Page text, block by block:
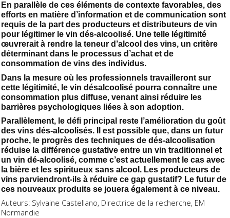
En parallèle de ces éléments de contexte favorables, des
efforts en matière d’information et de communication sont
requis de la part des producteurs et distributeurs de vin
pour légitimer le vin dés-alcoolisé. Une telle légitimité
œuvrerait à rendre la teneur d’alcool des vins, un critère
déterminant dans le processus d’achat et de
consommation de vins des individus.
Dans la mesure où les professionnels travailleront sur
cette légitimité, le vin désalcoolisé pourra connaître une
consommation plus diffuse, venant ainsi réduire les
barrières psychologiques liées à son adoption.
Parallèlement, le défi principal reste l’amélioration du goût
des vins dés-alcoolisés. Il est possible que, dans un futur
proche, le progrès des techniques de dés-alcoolisation
réduise la différence gustative entre un vin traditionnel et
un vin dé-alcoolisé, comme c’est actuellement le cas avec
la bière et les spiritueux sans alcool. Les producteurs de
vins parviendront-ils à réduire ce gap gustatif? Le futur de
ces nouveaux produits se jouera également à ce niveau.
Auteurs: Sylvaine Castellano, Directrice de la recherche, EM
Normandie